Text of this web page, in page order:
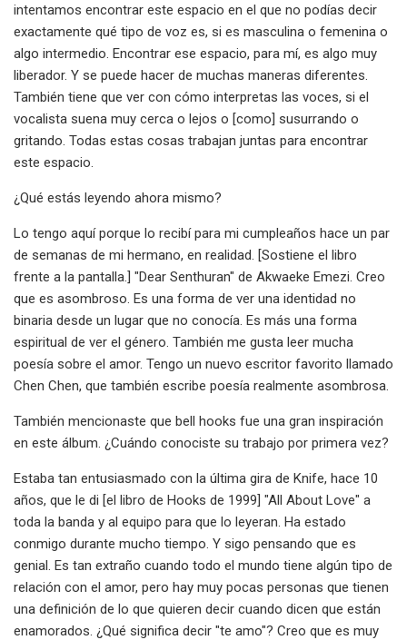
intentamos encontrar este espacio en el que no podías decir
exactamente qué tipo de voz es, si es masculina o femenina o
algo intermedio. Encontrar ese espacio, para mí, es algo muy
liberador. Y se puede hacer de muchas maneras diferentes.
También tiene que ver con cómo interpretas las voces, si el
vocalista suena muy cerca o lejos o [como] susurrando o
gritando. Todas estas cosas trabajan juntas para encontrar
este espacio.
¿Qué estás leyendo ahora mismo?
Lo tengo aquí porque lo recibí para mi cumpleaños hace un par
de semanas de mi hermano, en realidad. [Sostiene el libro
frente a la pantalla.] "Dear Senthuran" de Akwaeke Emezi. Creo
que es asombroso. Es una forma de ver una identidad no
binaria desde un lugar que no conocía. Es más una forma
espiritual de ver el género. También me gusta leer mucha
poesía sobre el amor. Tengo un nuevo escritor favorito llamado
Chen Chen, que también escribe poesía realmente asombrosa.
También mencionaste que bell hooks fue una gran inspiración
en este álbum. ¿Cuándo conociste su trabajo por primera vez?
Estaba tan entusiasmado con la última gira de Knife, hace 10
años, que le di [el libro de Hooks de 1999] "All About Love" a
toda la banda y al equipo para que lo leyeran. Ha estado
conmigo durante mucho tiempo. Y sigo pensando que es
genial. Es tan extraño cuando todo el mundo tiene algún tipo de
relación con el amor, pero hay muy pocas personas que tienen
una definición de lo que quieren decir cuando dicen que están
enamorados. ¿Qué significa decir "te amo"? Creo que es muy